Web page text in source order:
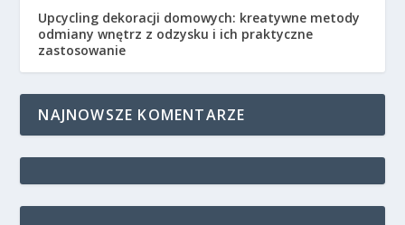
Upcycling dekoracji domowych: kreatywne metody
odmiany wnętrz z odzysku i ich praktyczne
zastosowanie
NAJNOWSZE KOMENTARZE